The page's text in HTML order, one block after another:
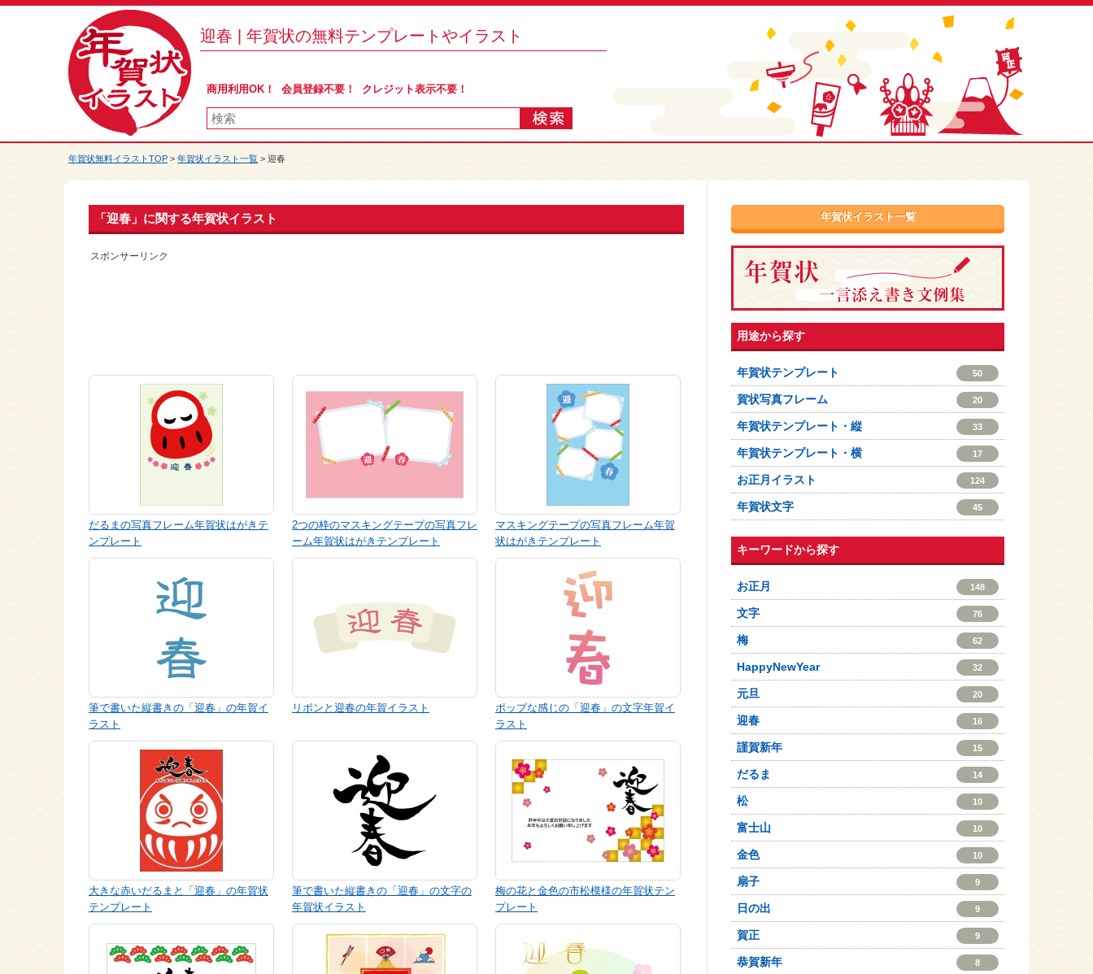
迎春 | 年賀状の無料テンプレートやイラスト
商用利用OK！ 会員登録不要！ クレジット表示不要！
年賀状無料イラストTOP > 年賀状イラスト一覧 > 迎春
「迎春」に関する年賀状イラスト
スポンサーリンク
だるまの写真フレーム年賀状はがきテ
ンプレート
2つの枠のマスキングテープの写真フレ
ーム年賀状はがきテンプレート
マスキングテープの写真フレーム年賀
状はがきテンプレート
筆で書いた縦書きの「迎春」の年賀イ
ラスト
リボンと迎春の年賀イラスト
ポップな感じの「迎春」の文字年賀イ
ラスト
大きな赤いだるまと「迎春」の年賀状
テンプレート
筆で書いた縦書きの「迎春」の文字の
年賀状イラスト
梅の花と金色の市松模様の年賀状テン
プレート
年賀状イラスト一覧
用途から探す
年賀状テンプレート 50
賀状写真フレーム 20
年賀状テンプレート・縦 33
年賀状テンプレート・横 17
お正月イラスト 124
年賀状文字 45
キーワードから探す
お正月 148
文字 76
梅 62
HappyNewYear 32
元旦 20
迎春 16
謹賀新年 15
だるま 14
松 10
富士山 10
金色 10
扇子 9
日の出 9
賀正 9
恭賀新年 8